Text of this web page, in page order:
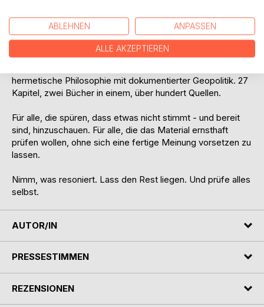
Kriegsführung - und warum der Ausgang niemals
verschlossen war.
WACH - Bewusste Demontage der Matrix verbindet das
hermetische Philosophie mit dokumentierter Geopolitik. 27
Kapitel, zwei Bücher in einem, über hundert Quellen.
Für alle, die spüren, dass etwas nicht stimmt - und bereit
sind, hinzuschauen. Für alle, die das Material ernsthaft
prüfen wollen, ohne sich eine fertige Meinung vorsetzen zu
lassen.
Nimm, was resoniert. Lass den Rest liegen. Und prüfe alles
selbst.
AUTOR/IN
PRESSESTIMMEN
REZENSIONEN
ABLEHNEN ANPASSEN
ALLE AKZEPTIEREN